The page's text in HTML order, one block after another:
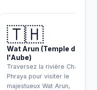
🇹🇭
Wat Arun (Temple de
l'Aube)
Traversez la rivière Chao
Phraya pour visiter le
majestueux Wat Arun,